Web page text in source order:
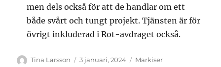
men dels också för att de handlar om ett
både svårt och tungt projekt. Tjänsten är för
övrigt inkluderad i Rot-avdraget också.
Författare
Tina Larsson
Publicerat
3 januari, 2024 Kategorier
Markiser